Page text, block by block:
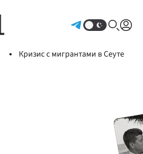
Кризис с мигрантами в Сеуте